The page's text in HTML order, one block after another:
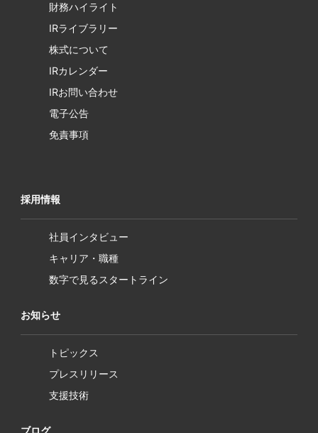
財務ハイライト
IRライブラリー
株式について
IRカレンダー
IRお問い合わせ
電子公告
免責事項
採用情報
社員インタビュー
キャリア・職種
数字で見るスタートライン
お知らせ
トピックス
プレスリリース
支援技術
ブログ